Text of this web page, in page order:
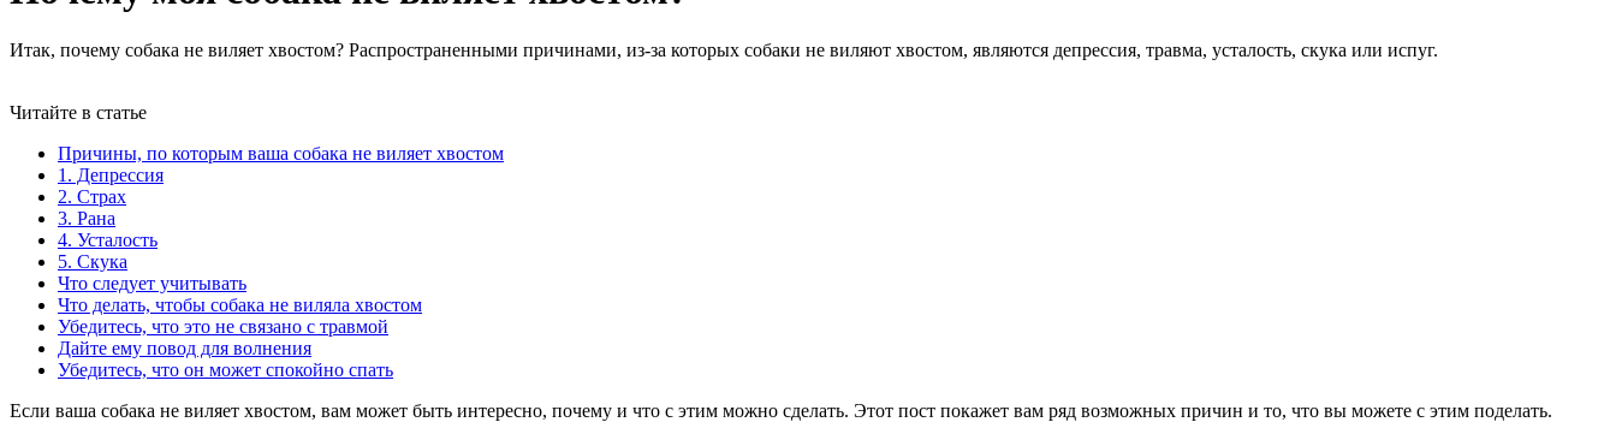
Итак, почему собака не виляет хвостом? Распространенными причинами, из-за которых собаки не виляют хвостом, являются депрессия, травма, усталость, скука или испуг.
Читайте в статье
Причины, по которым ваша собака не виляет хвостом
1. Депрессия
2. Страх
3. Рана
4. Усталость
5. Скука
Что следует учитывать
Что делать, чтобы собака не виляла хвостом
Убедитесь, что это не связано с травмой
Дайте ему повод для волнения
Убедитесь, что он может спокойно спать
Если ваша собака не виляет хвостом, вам может быть интересно, почему и что с этим можно сделать. Этот пост покажет вам ряд возможных причин и то, что вы можете с этим поделать.